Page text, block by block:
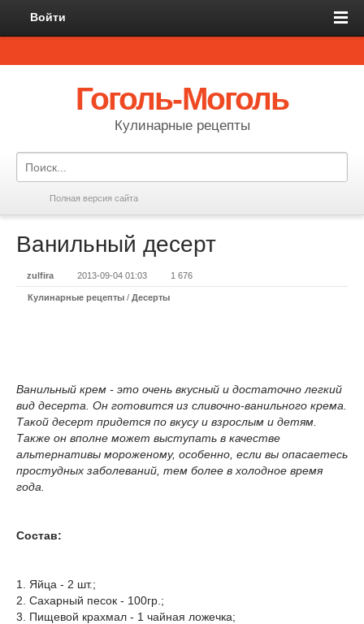
Войти
Гоголь-Моголь
Кулинарные рецепты
Полная версия сайта
Ванильный десерт
zulfira 2013-09-04 01:03 1 676
Кулинарные рецепты / Десерты
Ванильный крем - это очень вкусный и достаточно легкий
вид десерта. Он готовится из сливочно-ванильного крема.
Такой десерт придется по вкусу и взрослым и детям.
Также он вполне может выступать в качестве
альтернативы мороженому, особенно, если вы опасаетесь
простудных заболеваний, тем более в холодное время
года.
Состав:
1. Яйца - 2 шт.;
2. Сахарный песок - 100гр.;
3. Пищевой крахмал - 1 чайная ложечка;